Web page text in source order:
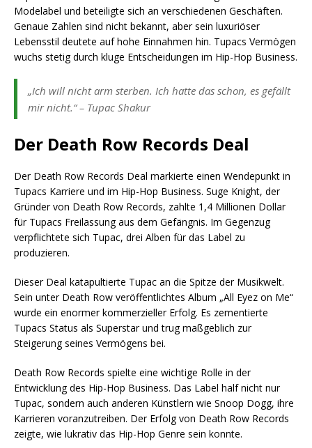
Modelabel und beteiligte sich an verschiedenen Geschäften.
Genaue Zahlen sind nicht bekannt, aber sein luxuriöser
Lebensstil deutete auf hohe Einnahmen hin. Tupacs Vermögen
wuchs stetig durch kluge Entscheidungen im Hip-Hop Business.
„Ich will nicht arm sterben. Ich hatte das schon, es gefällt
mir nicht.“ – Tupac Shakur
Der Death Row Records Deal
Der Death Row Records Deal markierte einen Wendepunkt in
Tupacs Karriere und im Hip-Hop Business. Suge Knight, der
Gründer von Death Row Records, zahlte 1,4 Millionen Dollar
für Tupacs Freilassung aus dem Gefängnis. Im Gegenzug
verpflichtete sich Tupac, drei Alben für das Label zu
produzieren.
Dieser Deal katapultierte Tupac an die Spitze der Musikwelt.
Sein unter Death Row veröffentlichtes Album „All Eyez on Me“
wurde ein enormer kommerzieller Erfolg. Es zementierte
Tupacs Status als Superstar und trug maßgeblich zur
Steigerung seines Vermögens bei.
Death Row Records spielte eine wichtige Rolle in der
Entwicklung des Hip-Hop Business. Das Label half nicht nur
Tupac, sondern auch anderen Künstlern wie Snoop Dogg, ihre
Karrieren voranzutreiben. Der Erfolg von Death Row Records
zeigte, wie lukrativ das Hip-Hop Genre sein konnte.